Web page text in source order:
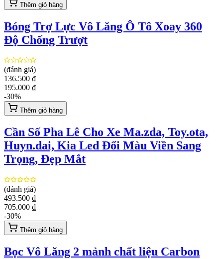
Thêm giỏ hàng
Bóng Trợ Lực Vô Lăng Ô Tô Xoay 360
Độ Chống Trượt
(đánh giá)
136.500 ₫
195.000 ₫
-30%
Thêm giỏ hàng
Cần Số Pha Lê Cho Xe Ma.zda, Toy.ota,
Huyn.dai, Kia Led Đổi Màu Viền Sang
Trọng, Đẹp Mắt
(đánh giá)
493.500 ₫
705.000 ₫
-30%
Thêm giỏ hàng
Bọc Vô Lăng 2 mảnh chất liệu Carbon